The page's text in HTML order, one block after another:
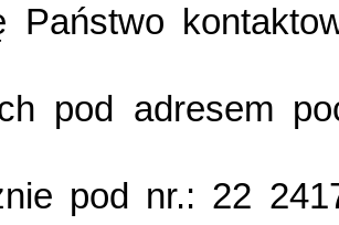
Państwo
pod adresem
pod nr.: 22